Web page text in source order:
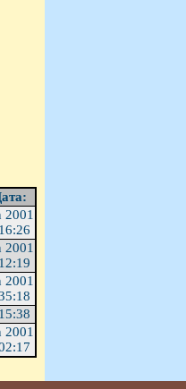
2001
2001
2001
2001